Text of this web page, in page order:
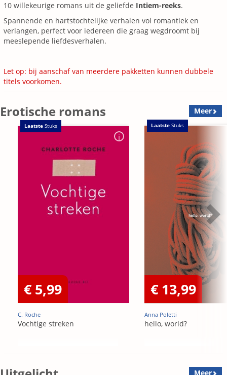
10 willekeurige romans uit de geliefde Intiem-reeks.
Spannende en hartstochtelijke verhalen vol romantiek en
verlangen, perfect voor iedereen die graag wegdroomt bij
meeslepende liefdesverhalen.
Let op: bij aanschaf van meerdere pakketten kunnen dubbele
titels voorkomen.
Erotische romans Meer
Laatste Stuks
€ 5,99
C. Roche
Vochtige streken
Laatste Stuks
€ 13,99
Anna Poletti
hello, world?
Meer